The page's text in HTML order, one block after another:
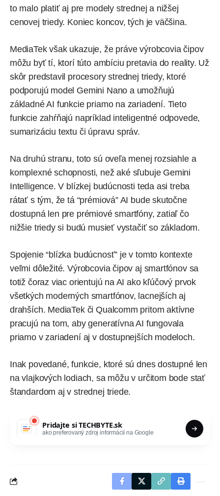
to malo platiť aj pre modely strednej a nižšej
cenovej triedy. Koniec koncov, tých je väčšina.
MediaTek však ukazuje, že práve výrobcovia čipov
môžu byť tí, ktorí túto ambíciu pretavia do reality. Už
skôr predstavil procesory strednej triedy, ktoré
podporujú model Gemini Nano a umožňujú
základné AI funkcie priamo na zariadení. Tieto
funkcie zahŕňajú napríklad inteligentné odpovede,
sumarizáciu textu či úpravu správ.
Na druhú stranu, toto sú oveľa menej rozsiahle a
komplexné schopnosti, než aké sľubuje Gemini
Intelligence. V blízkej budúcnosti teda asi treba
rátať s tým, že tá “prémiová” AI bude skutočne
dostupná len pre prémiové smartfóny, zatiaľ čo
nižšie triedy si budú musieť vystačiť so základom.
Spojenie “blízka budúcnosť” je v tomto kontexte
veľmi dôležité. Výrobcovia čipov aj smartfónov sa
totiž čoraz viac orientujú na AI ako kľúčový prvok
všetkých moderných smartfónov, lacnejších aj
drahších. MediaTek či Qualcomm pritom aktívne
pracujú na tom, aby generatívna AI fungovala
priamo v zariadení aj v dostupnejších modeloch.
Inak povedané, funkcie, ktoré sú dnes dostupné len
na vlajkových lodiach, sa môžu v určitom bode stať
štandardom aj v strednej triede.
Pridajte siTECHBYTE.sk
ako preferovaný zdroj informácií na Google